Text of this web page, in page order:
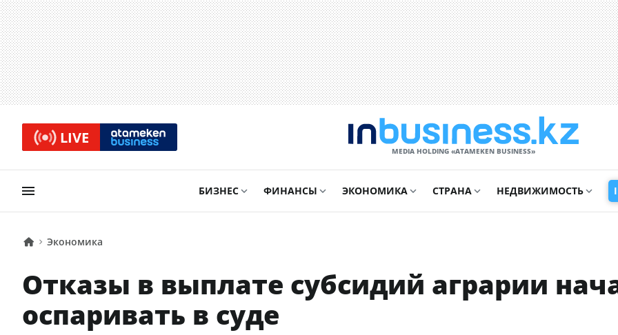
LIVE
MEDIA HOLDING «ATAMEKЕN BUSINESS»
БИЗНЕС ФИНАНСЫ ЭКОНОМИКА СТРАНА НЕДВИЖИМОСТЬ
Экономика
Отказы в выплате субсидий аграрии
оспаривать в суде